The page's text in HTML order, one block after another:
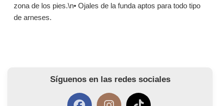
zona de los pies.\n• Ojales de la funda aptos para todo tipo
de arneses.
Síguenos en las redes sociales